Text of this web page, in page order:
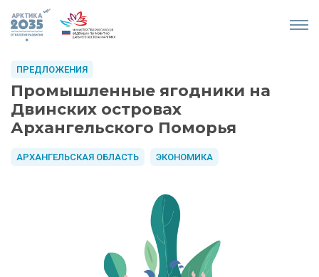
Промышленные ягодники на
Двинских островах
Архангельского Поморья
АРХАНГЕЛЬСКАЯ ОБЛАСТЬ ЭКОНОМИКА
ПРЕДЛОЖЕНИЯ